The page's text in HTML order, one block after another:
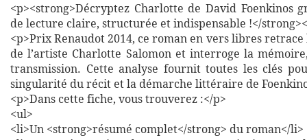
<p><strong>Décryptez Charlotte de David Foenkinos
de lecture claire, structurée et indispensable !</
<p>Prix Renaudot 2014, ce roman en vers libres
de l’artiste Charlotte Salomon et interroge la
transmission. Cette analyse fournit toutes les clés
singularité du récit et la démarche littéraire de
<p>Dans cette fiche, vous trouverez :</p>
<ul>
<li>Un <strong>résumé complet</strong> du roman</li>